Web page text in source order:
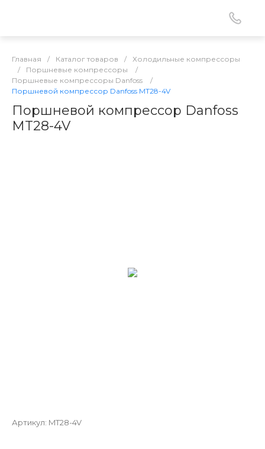
Главная / Каталог товаров /
Холодильные компрессоры
/
Поршневые компрессоры
/
Поршневые компрессоры Danfoss
/
Поршневой компрессор Danfoss MT28-4V
Поршневой компрессор Danfoss
MT28-4V
Артикул: MT28-4V